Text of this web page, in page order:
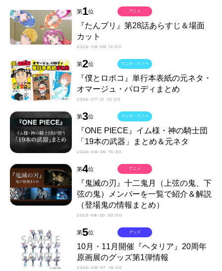
第1位
『たんプリ』第28話あらすじ＆場面
カット
2026-08-08 12:00
アニメ
第2位
『僕とロボコ』単行本表紙の元ネタ・
オマージュ・パロディまとめ
2026-07-21 10:00
マンガ・ラノベ
第3位
『ONE PIECE』イム様・神の騎士団
「19本の武器」まとめ＆元ネタ
2026-08-06 16:30
マンガ・ラノベ
第4位
『鬼滅の刃』十二鬼月（上弦の鬼、下
弦の鬼）メンバーを一覧で紹介＆解説
（登場鬼の情報まとめ）
2023-06-20 00:00
アニメ
第5位
10月・11月開催『ヘタリア』20周年
原画展のグッズ第1弾情報
2026-08-07 18:00
グッズ